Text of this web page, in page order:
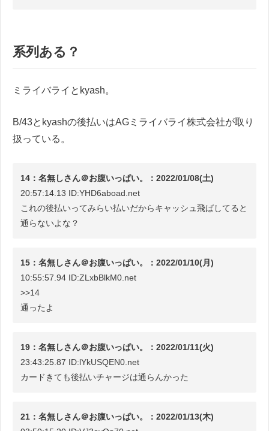
系列ある？
ミライバライとkyash。
B/43とkyashの後払いはAGミライバライ株式会社が取り
扱っている。
14：名無しさん＠お腹いっぱい。：2022/01/08(土)
20:57:14.13 ID:YHD6aboad.net
これの後払いってみらい払いだからキャッシュ飛ばしてると
通らないよな？
15：名無しさん＠お腹いっぱい。：2022/01/10(月)
10:55:57.94 ID:ZLxbBlkM0.net
>>14
通ったよ
19：名無しさん＠お腹いっぱい。：2022/01/11(火)
23:43:25.87 ID:lYkUSQEN0.net
カードきても後払いチャージは通らんかった
21：名無しさん＠お腹いっぱい。：2022/01/13(木)